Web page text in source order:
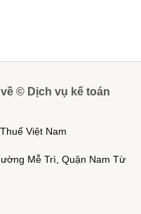
© Dịch vụ kế toán
Việt Nam
Mễ Trì, Quận Nam Từ